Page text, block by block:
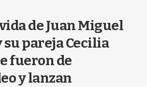
de Juan Miguel
su pareja Cecilia
fueron de
y lanzan